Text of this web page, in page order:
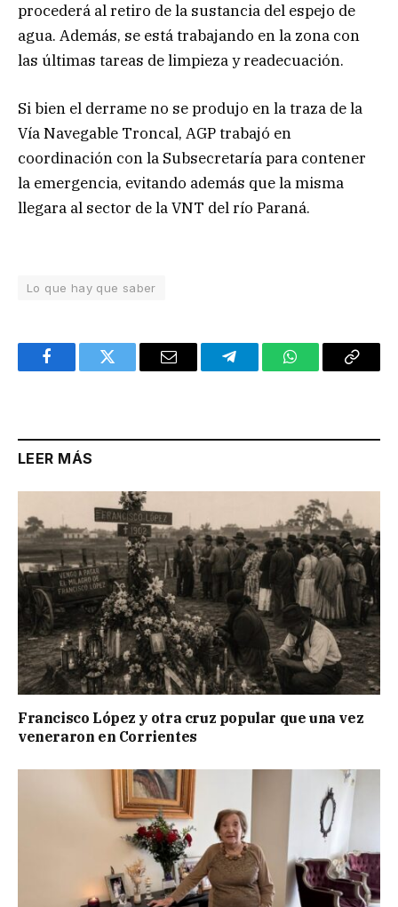
procederá al retiro de la sustancia del espejo de
agua. Además, se está trabajando en la zona con
las últimas tareas de limpieza y readecuación.
Si bien el derrame no se produjo en la traza de la
Vía Navegable Troncal, AGP trabajó en
coordinación con la Subsecretaría para contener
la emergencia, evitando además que la misma
llegara al sector de la VNT del río Paraná.
Lo que hay que saber
FacebookTwitter Email TelegramWhatsAppCopy
LEER MÁS
Francisco López y otra cruz popular que una vez
veneraron en Corrientes